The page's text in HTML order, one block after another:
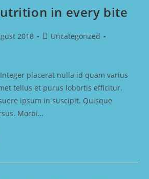
in every bite
2018
Beitrags-
Uncategorized
placerat nulla id quam varius
tellus et purus lobortis efficitur.
ipsum in suscipit. Quisque
Morbi…